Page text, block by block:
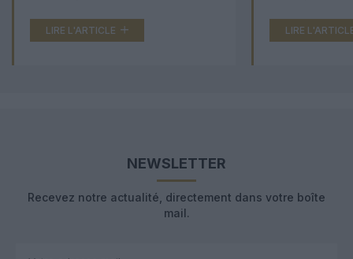
LIRE L'ARTICLE LIRE
NEWSLETTER
Recevez notre actualité, directement dans votre boîte
mail.